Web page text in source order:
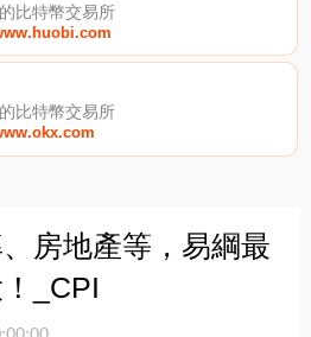
比特幣交易所
比特幣交易所
房地產等，易綱最
_CPI